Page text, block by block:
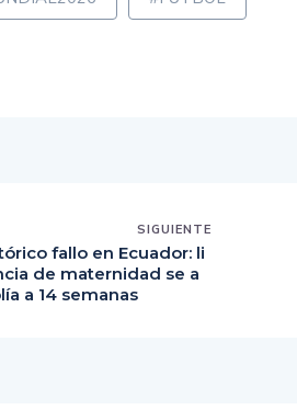
SIGUIENTE
fallo en Ecuador: li